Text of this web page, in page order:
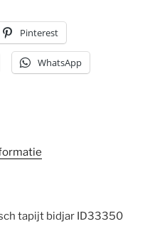
Pinterest
WhatsApp
tapijt bidjar ID33350